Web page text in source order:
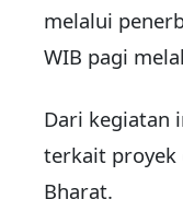
melalui
WIB pagi
Dari kegiatan
terkait proyek
Bharat.